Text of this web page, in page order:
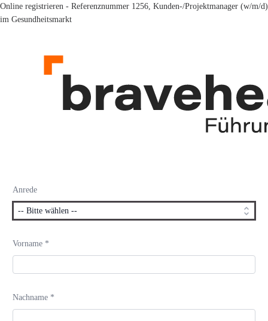
Online registrieren - Referenznummer 1256, Kunden-/Projektmanager (w/m/d)
im Gesundheitsmarkt
Anrede
Vorname *
Nachname *